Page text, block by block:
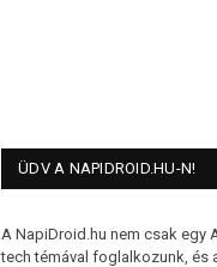
ÜDV A NAPIDROID.HU-N!
A NapiDroid.hu nem csak egy
tech témával foglalkozunk,